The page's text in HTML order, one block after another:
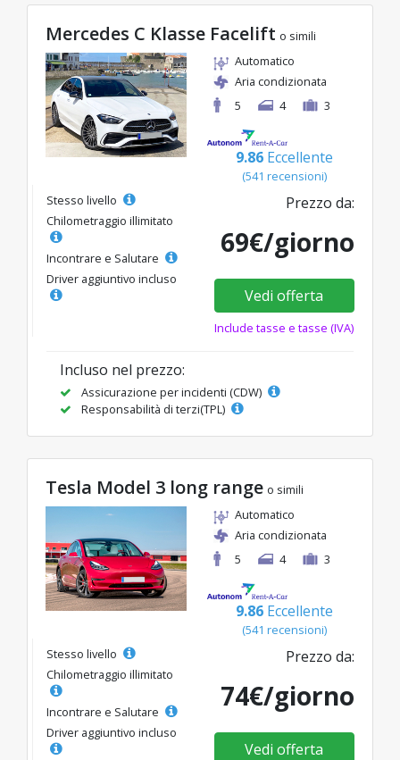
Mercedes C Klasse Facelift o simili
Automatico
Aria condizionata
5
4 3
9.86 Eccellente
(541 recensioni)
Stesso livello
Chilometraggio illimitato
Incontrare e Salutare
Driver aggiuntivo incluso
Prezzo da:
69€/giorno
Vedi offerta
Include tasse e tasse (IVA)
Incluso nel prezzo:
Assicurazione per incidenti (CDW)
Responsabilità di terzi(TPL)
Tesla Model 3 long range o simili
Automatico
Aria condizionata
5
4 3
9.86 Eccellente
(541 recensioni)
Stesso livello
Chilometraggio illimitato
Incontrare e Salutare
Driver aggiuntivo incluso
Prezzo da:
74€/giorno
Vedi offerta